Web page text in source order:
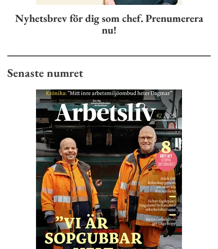
Nyhetsbrev för dig som chef. Prenumerera
nu!
Senaste numret